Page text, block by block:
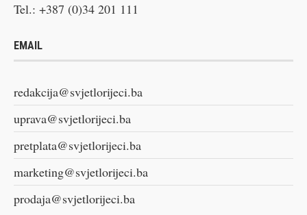
Tel.: +387 (0)34 201 111
EMAIL
redakcija@svjetlorijeci.ba
uprava@svjetlorijeci.ba
pretplata@svjetlorijeci.ba
marketing@svjetlorijeci.ba
prodaja@svjetlorijeci.ba